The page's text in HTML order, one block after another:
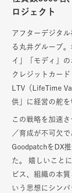
ロジェクト
アフターデジタ
る丸井グループ
イ」「モディ」
クレジットカー
LTV（LifeTime
供」に経営の舵を
この戦略を加速
／育成が不可欠
GoodpatchをDX
た。 嬉しいこと
ビス、組織の本
いう思想にシン